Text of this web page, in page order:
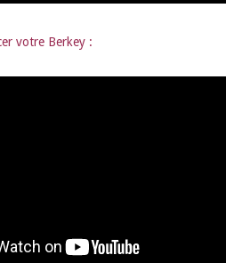
votre Berkey :